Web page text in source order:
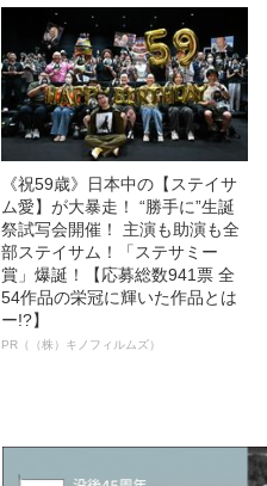
《祝59歳》日本中の【ステイサ
ム愛】が大暴走！ “勝手に”生誕
祭試写会開催！ 主演も助演も全
部ステイサム！「ステサミー
賞」爆誕！【応募総数941票 全
54作品の栄冠に輝いた作品とは
ー!?】
PR（（株）キノフィルムズ）